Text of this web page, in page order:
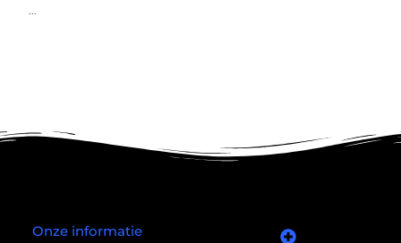
...
Onze informatie